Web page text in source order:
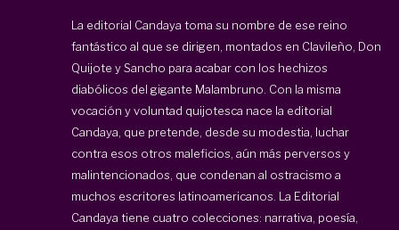
La editorial Candaya toma su nombre de ese reino
fantástico al que se dirigen, montados en Clavileño, Don
Quijote y Sancho para acabar con los hechizos
diabólicos del gigante Malambruno. Con la misma
vocación y voluntad quijotesca nace la editorial
Candaya, que pretende, desde su modestia, luchar
contra esos otros maleficios, aún más perversos y
malintencionados, que condenan al ostracismo a
muchos escritores latinoamericanos. La Editorial
Candaya tiene cuatro colecciones: narrativa, poesía,